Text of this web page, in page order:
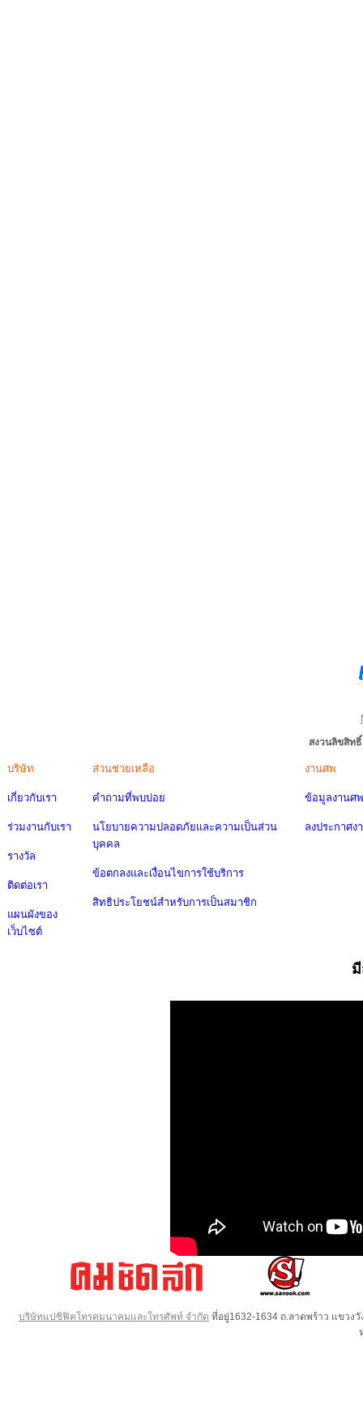
สงวนลิขสิท
บริษัท
เกี่ยวกับเรา
ร่วมงานกับเรา
รางวัล
ติดต่อเรา
แผนผังของ
เว็บไซต์
ส่วนช่วยเหลือ
คำถามที่พบบ่อย
นโยบายความปลอดภัยและความเป็นส่วน
บุคคล
ข้อตกลงและเงื่อนไขการใช้บริการ
สิทธิประโยชน์สำหรับการเป็นสมาชิก
งานศพ
ข้อมูลงานศพ
ลงประกาศง
บริษัทแปซิฟิคโทรคมนาคมและโทรศัพท์ จำกัด ที่อยู่1632-1634 ถ.ลาดพร้าว แขวง